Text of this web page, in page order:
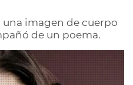
imagen de cuerpo
de un poema.